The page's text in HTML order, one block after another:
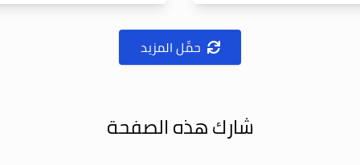
حمِّل المزيد
شارك هذه الصفحة